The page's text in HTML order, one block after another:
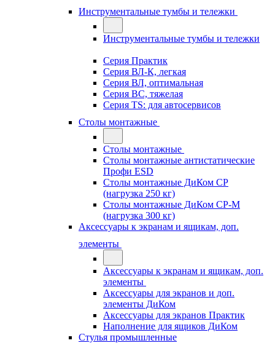
Инструментальные тумбы и тележки
Инструментальные тумбы и тележки
Серия Практик
Серия ВЛ-К, легкая
Серия ВЛ, оптимальная
Серия ВС, тяжелая
Серия TS: для автосервисов
Столы монтажные
Столы монтажные
Столы монтажные антистатические
Профи ESD
Столы монтажные ДиКом СР
(нагрузка 250 кг)
Столы монтажные ДиКом СР-М
(нагрузка 300 кг)
Аксессуары к экранам и ящикам, доп.
элементы
Аксессуары к экранам и ящикам, доп.
элементы
Аксессуары для экранов и доп.
элементы ДиКом
Аксессуары для экранов Практик
Наполнение для ящиков ДиКом
Стулья промышленные